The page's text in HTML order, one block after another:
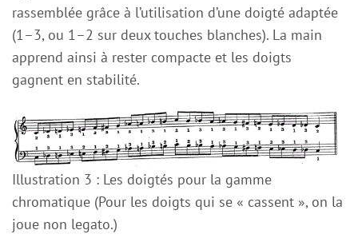
rassemblée grâce à l’utilisation d’une doigté adaptée
(1–3, ou 1–2 sur deux touches blanches). La main
apprend ainsi à rester compacte et les doigts
gagnent en stabilité.
Illustration 3 : Les doigtés pour la gamme
chromatique (Pour les doigts qui se « cassent », on la
joue non legato.)